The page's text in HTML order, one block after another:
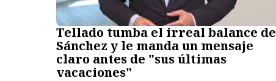
Tellado tumba el irreal balance de
Sánchez y le manda un mensaje
claro antes de "sus últimas
vacaciones"